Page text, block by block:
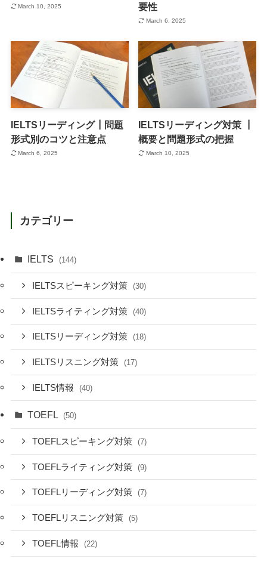
March 10, 2025
要性
March 6, 2025
IELTSリーディング┃問題
形式別のコツと注意点
March 6, 2025
IELTSリーディング対策 ┃
概要と問題形式の把握
March 10, 2025
カテゴリー
IELTS (144)
IELTSスピーキング対策 (30)
IELTSライティング対策 (40)
IELTSリーディング対策 (18)
IELTSリスニング対策 (17)
IELTS情報 (40)
TOEFL (50)
TOEFLスピーキング対策 (7)
TOEFLライティング対策 (9)
TOEFLリーディング対策 (7)
TOEFLリスニング対策 (5)
TOEFL情報 (22)